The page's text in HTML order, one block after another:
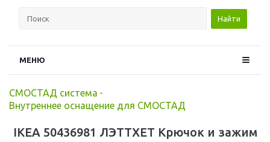
Найти
МЕНЮ
СМОСТАД система -
Внутреннее оснащение для СМОСТАД
IKEA 50436981 ЛЭТТХЕТ Крючок и зажим